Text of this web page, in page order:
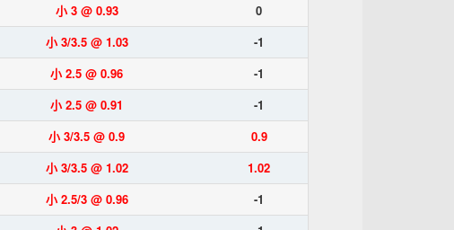
小 3 @ 0.93
0
小 3/3.5 @ 1.03
-1
小 2.5 @ 0.96
-1
小 2.5 @ 0.91
-1
小 3/3.5 @ 0.9
0.9
小 3/3.5 @ 1.02
1.02
小 2.5/3 @ 0.96
-1